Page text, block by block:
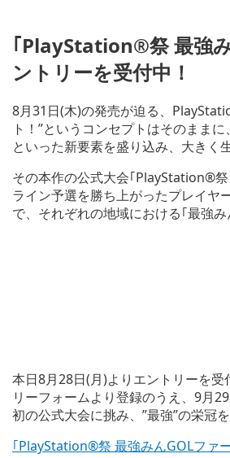
｢PlayStation®祭 最強
ントリーを受付中！
8月31日(木)の発売が迫る、
ト！”というコンセプトはそのまま
といった新要素を盛り込み、大きく
その本作の公式大会｢PlayStation®
ライン予選を勝ち上がったプレイヤ
で、それぞれの地域における｢最強み
本日8月28日(月)よりエントリーを
リーフォームより登録のうえ、9月
初の公式大会に挑み、”最強”の栄冠
｢PlayStation®祭 最強みんGOLファ